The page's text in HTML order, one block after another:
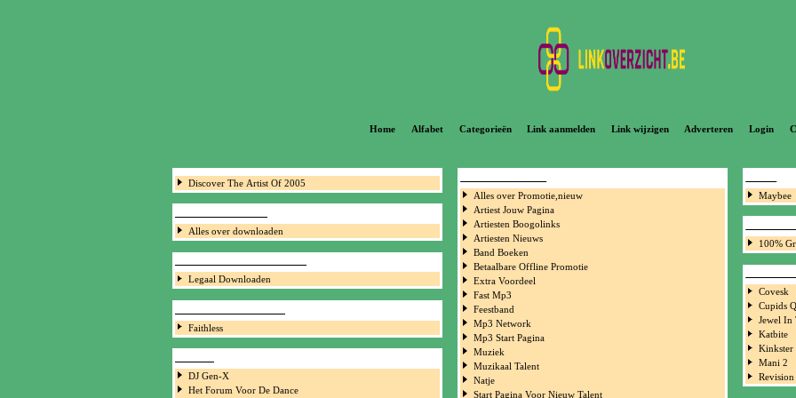
Home Alfabet Categorieën Link aanmelden Link wijzigen Adverteren Login
Discover The Artist Of 2005
Alles over downloaden
Legaal Downloaden
Faithless
DJ Gen-X
Het Forum Voor De Dance
Alles over Promotie,nieuw
Artiest Jouw Pagina
Artiesten Boogolinks
Artiesten Nieuws
Band Boeken
Betaalbare Offline Promotie
Extra Voordeel
Fast Mp3
Feestband
Mp3 Network
Mp3 Start Pagina
Muziek
Muzikaal Talent
Natje
Start Pagina Voor Nieuw Talent
Maybee
100%
Covesk
Cupids
Jewel In
Katbite
Kinkster
Mani 2
Revision